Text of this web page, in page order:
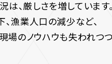
は、 厳しさを増しています。
漁業人口の減少など、
現場のノウハウも失われつつ